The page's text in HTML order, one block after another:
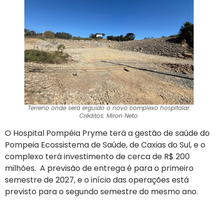
Terreno onde será erguido o novo complexo hospitalar.
Créditos: Miron Neto.
O Hospital Pompéia Pryme terá a gestão de saúde do
Pompeia Ecossistema de Saúde, de Caxias do Sul, e o
complexo terá investimento de cerca de R$ 200
milhões. A previsão de entrega é para o primeiro
semestre de 2027, e o início das operações está
previsto para o segundo semestre do mesmo ano.